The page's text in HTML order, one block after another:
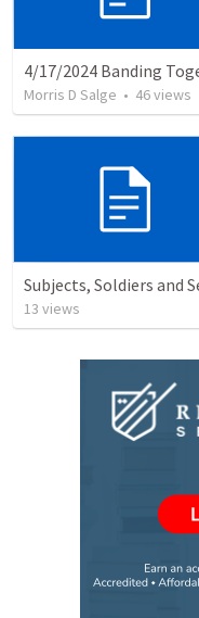
Morris D Salge • 46views
13 views